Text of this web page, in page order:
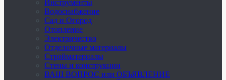
Инструменты
Водоснабжение
Сад и Огород
Отопление
Электричество
Отделочные материалы
Стройматериалы
Стены и конструкции
ВАШ ВОПРОС или ОБЪЯВЛЕНИЕ